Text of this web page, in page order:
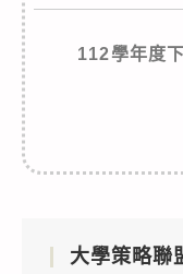
112學年度
大學策略聯